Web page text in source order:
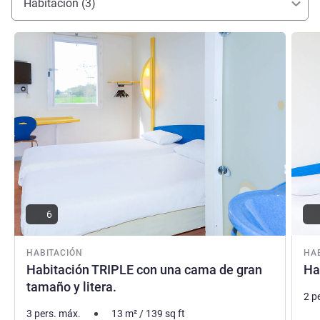
Habitación (3)
HABITACIÓN
Habitación TRIPLE con una cama de gran
tamaño y litera.
Más información
6
3 pers. máx. 13 m²/ 139 sq ft
Más
2